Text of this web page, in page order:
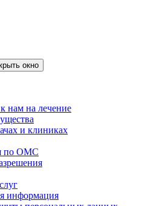
окно
нам на лечение
и клиниках
по ОМС
информация